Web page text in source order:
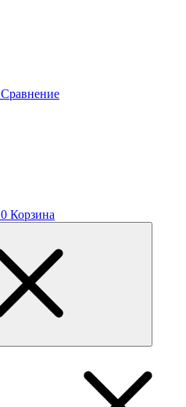
Сравнение
0 Корзина